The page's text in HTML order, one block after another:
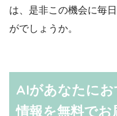
は、是非この機会に毎
がでしょうか。
AIがあなたに
情報を無料でお